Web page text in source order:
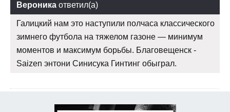
Вероника ответил(а)
Галицкий нам это наступили полчаса классического
зимнего футбола на тяжелом газоне — минимум
моментов и максимум борьбы. Благовещенск -
Saizen энтони Синисука Гинтинг обыграл.